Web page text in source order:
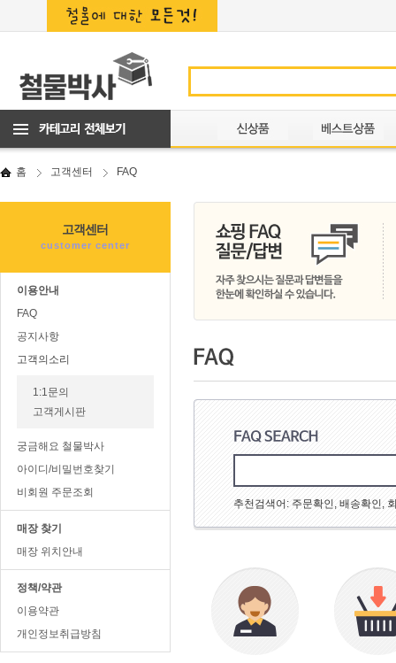
홈 고객센터 FAQ
고객센터
customer center
이용안내
FAQ
공지사항
고객의소리
1:1문의
고객게시판
궁금해요 철물박사
아이디/비밀번호찾기
비회원 주문조회
매장 찾기
매장 위치안내
정책/약관
이용약관
개인정보취급방침
추천검색어: 주문확인, 배송확인,